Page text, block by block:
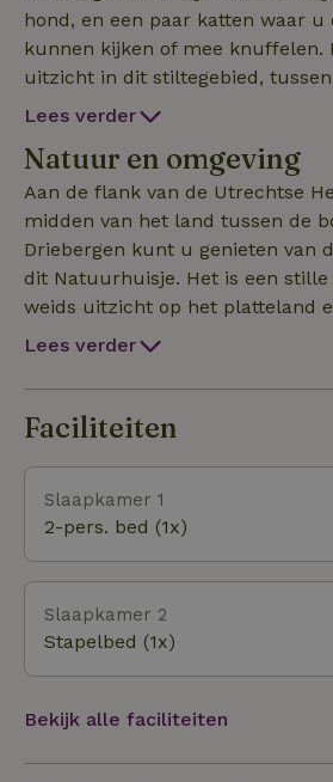
hond, en een paar katten waar
kunnen kijken of mee knuffelen.
uitzicht in dit stiltegebied, tussen
u volledig tot rust. Het huisje is vrijstaand, ruim en
complete keukeninrichting maar
vergaderruimte te gebruiken
printer, etc. met een grote
veranda met ligbedden. Vanuit je bed kun je de
sterrenhemel goed zien op deze
mogelijk een NEI-sessie erbij te
de rust je balans te herstellen.
even (i.v.m. de stapel-bedden)
heerlijke plek op de Utrechtse
Lees verder
Natuur en omgeving
Aan de flank van de Utrechtse
midden van het land tussen de
Driebergen kunt u genieten van
dit Natuurhuisje. Het is een stille plek met een
weids uitzicht op het platteland
dicht bij de dieren. Midden tussen
praktisch naast het Nationaal
arboretum Gimborn. Met 8
de uitgestrekte bossen van de
Er zijn talloze fiets- en/of
uitkijktorens. Het bijzondere aan
afwisseling tussen veel bos,
platteland en de uiterwaarden
beboste heuvelrug. Niet voor
'de Stichtse Lustwarande'
de stedelingen recreëerden in
Lees verder
Faciliteiten
Slaapkamer 1
2-pers. bed (1x)
Slaapkamer 2
Stapelbed (1x)
Bekijk alle faciliteiten